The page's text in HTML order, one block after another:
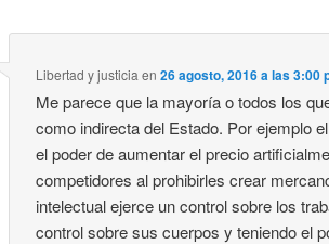
Libertad y justicia en26 agosto, 2016 a las 3:00
Me parece que la mayoría o todos los
como indirecta del Estado. Por ejemplo
el poder de aumentar el precio
competidores al prohibirles crear
intelectual ejerce un control sobre los
control sobre sus cuerpos y teniendo el